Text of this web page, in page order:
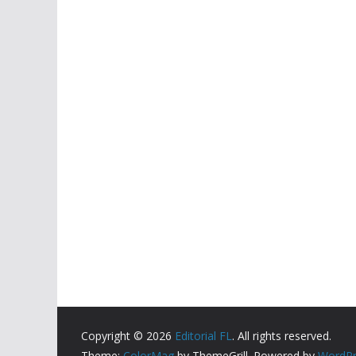
Copyright © 2026 Editorial FL. All rights reserved.